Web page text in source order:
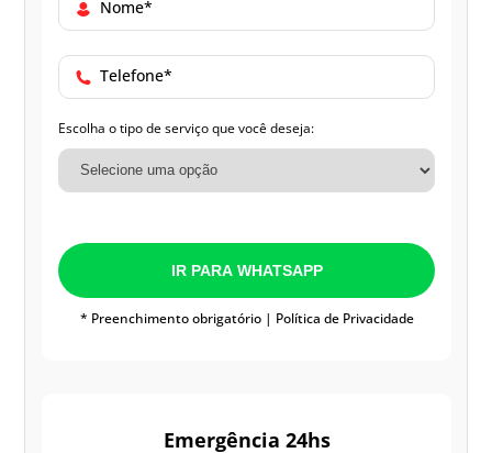
Nome*
Telefone*
Escolha o tipo de serviço que você deseja:
IR PARA WHATSAPP
* Preenchimento obrigatório | Política de Privacidade
Emergência 24hs